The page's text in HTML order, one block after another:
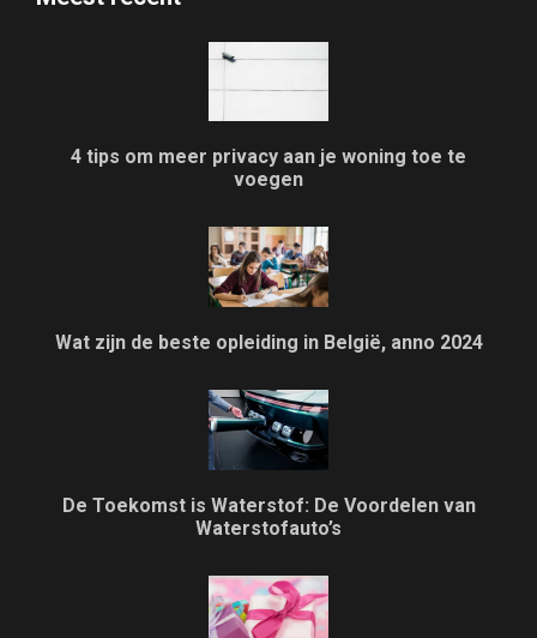
4 tips om meer privacy aan je woning toe te
voegen
Wat zijn de beste opleiding in België, anno 2024
De Toekomst is Waterstof: De Voordelen van
Waterstofauto’s